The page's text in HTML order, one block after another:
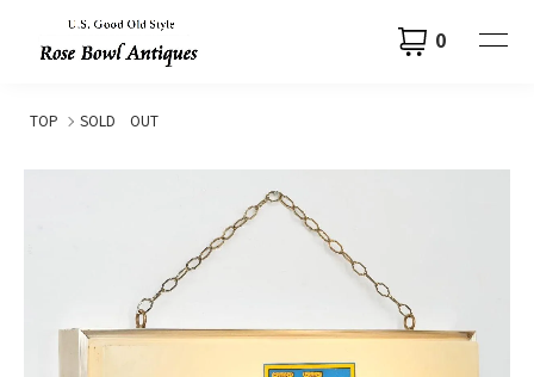
0
TOP SOLD OUT